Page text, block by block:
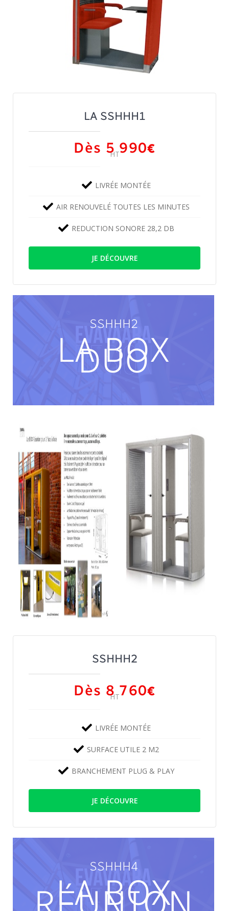
LA SSHHH1
Dès 5 990€
HT
LIVRÉE MONTÉE
AIR RENOUVELÉ TOUTES LES MINUTES
REDUCTION SONORE 28,2 DB
JE DÉCOUVRE
SSHHH2
LA BOX
DUO
SSHHH2
Dès 8 760€
HT
LIVRÉE MONTÉE
SURFACE UTILE 2 M2
BRANCHEMENT PLUG & PLAY
JE DÉCOUVRE
SSHHH4
LA BOX